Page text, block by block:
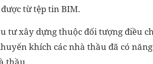
từ tệp tin BIM.
tư xây dựng thuộc đối tượng điều
khích các nhà thầu đã có